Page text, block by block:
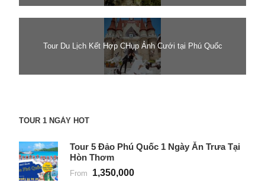
Tour Du Lịch Kết Hợp CHụp Ảnh Cưới tại Phú Quốc
TOUR 1 NGÀY HOT
Tour 5 Đảo Phú Quốc 1 Ngày Ăn Trưa Tại
Hòn Thơm
From 1,350,000